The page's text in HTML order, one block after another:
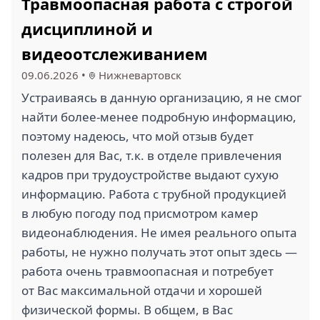
дисциплиной и
видеоотслеживанием
09.06.2026 • Нижневартовск
Устраиваясь в данную организацию, я не смог
найти более-менее подробную информацию,
поэтому надеюсь, что мой отзыв будет
полезен для Вас, т.к. в отделе привлечения
кадров при трудоустройстве выдают сухую
информацию. Работа с трубной продукцией
в любую погоду под присмотром камер
видеонаблюдения. Не имея реального опыта
работы, не нужно получать этот опыт здесь —
работа очень травмоопасная и потребует
от Вас максимальной отдачи и хорошей
физической формы. В общем, в Вас